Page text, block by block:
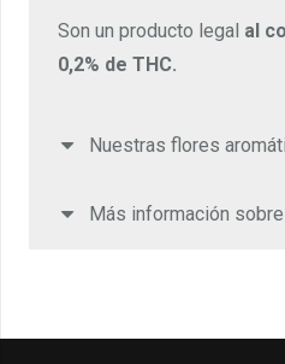
Son un producto legal al
0,2% de THC.
Nuestras flores
Más información